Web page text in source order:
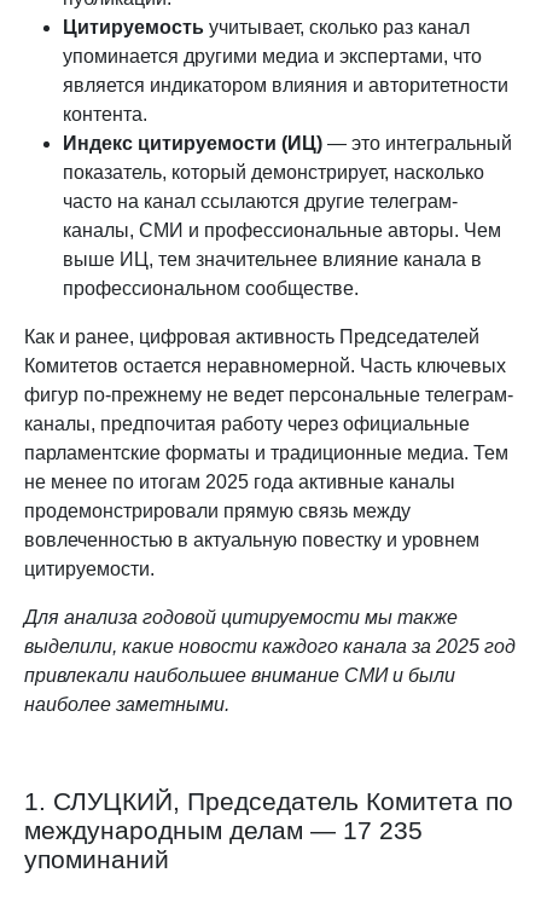
Цитируемость учитывает, сколько раз канал
упоминается другими медиа и экспертами, что
является индикатором влияния и авторитетности
контента.
Индекс цитируемости (ИЦ) — это интегральный
показатель, который демонстрирует, насколько
часто на канал ссылаются другие телеграм-
каналы, СМИ и профессиональные авторы. Чем
выше ИЦ, тем значительнее влияние канала в
профессиональном сообществе.
Как и ранее, цифровая активность Председателей
Комитетов остается неравномерной. Часть ключевых
фигур по-прежнему не ведет персональные телеграм-
каналы, предпочитая работу через официальные
парламентские форматы и традиционные медиа. Тем
не менее по итогам 2025 года активные каналы
продемонстрировали прямую связь между
вовлеченностью в актуальную повестку и уровнем
цитируемости.
Для анализа годовой цитируемости мы также
выделили, какие новости каждого канала за 2025 год
привлекали наибольшее внимание СМИ и были
наиболее заметными.
1. СЛУЦКИЙ, Председатель Комитета по
международным делам — 17 235
упоминаний